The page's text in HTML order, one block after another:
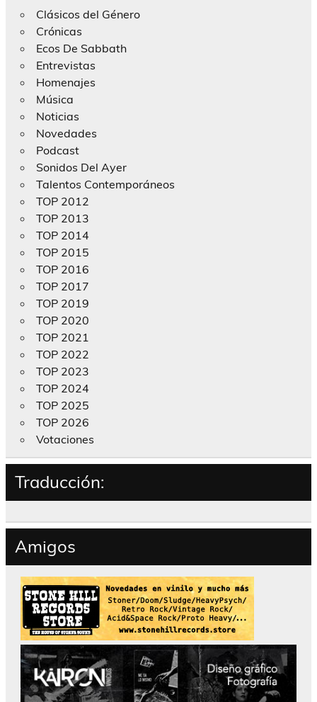
Clásicos del Género
Crónicas
Ecos De Sabbath
Entrevistas
Homenajes
Música
Noticias
Novedades
Podcast
Sonidos Del Ayer
Talentos Contemporáneos
TOP 2012
TOP 2013
TOP 2014
TOP 2015
TOP 2016
TOP 2017
TOP 2019
TOP 2020
TOP 2021
TOP 2022
TOP 2023
TOP 2024
TOP 2025
TOP 2026
Votaciones
Traducción:
Amigos